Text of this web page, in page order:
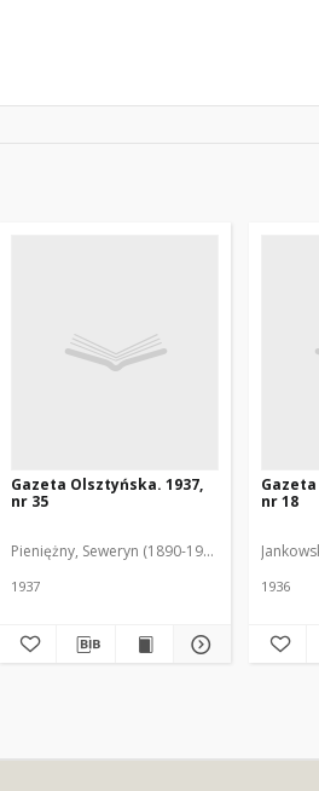
Gazeta Olsztyńska. 1937,
nr 35
Pieniężny, Seweryn (1890-1940). Red.
1937
nr 18
1936